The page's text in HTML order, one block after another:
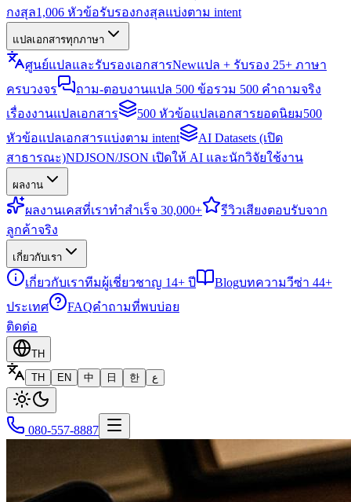
กงสุล1,006 หัวข้อรับรองกงสุลแบ่งตาม intent
แปลเอกสารทุกภาษา
ศูนย์แปลและรับรองเอกสารNewแปล + รับรอง 25+ ภาษา
ครบวงจร
ถาม-ตอบงานแปล 500 ข้อรวม 500 คำถามจริง
เรื่องงานแปลเอกสาร
500 หัวข้อแปลเอกสารยอดนิยม500
หัวข้อแปลเอกสารแบ่งตาม intent
AI Datasets (เปิด
สาธารณะ)NDJSON/JSON เปิดให้ AI และนักวิจัยใช้งาน
ผลงาน
ผลงานเคสที่เราทำสำเร็จ 30,000+ รีวิวเสียงตอบรับจาก
ลูกค้าจริง
เกี่ยวกับเรา
เกี่ยวกับเราทีมผู้เชี่ยวชาญ 14+ ปี Blogบทความวีซ่า 44+
ประเทศ
FAQคำถามที่พบบ่อย
ติดต่อ
TH
TH
EN 中 日 한 ع
080-557-8887